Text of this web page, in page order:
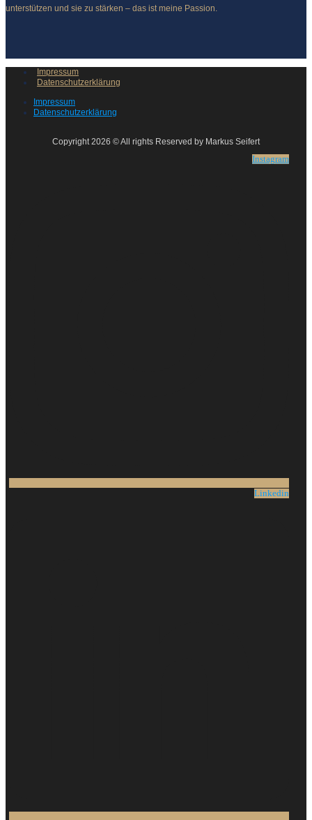
unterstützen und sie zu stärken – das ist meine Passion.
Impressum
Datenschutzerklärung
Impressum
Datenschutzerklärung
Copyright 2026 © All rights Reserved by Markus Seifert
Instagram
Linkedin